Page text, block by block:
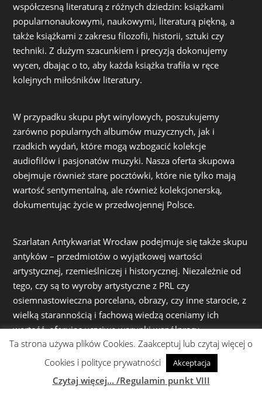
współczesną literaturą z różnych dziedzin: książkami
popularnonaukowymi, naukowymi, literaturą piękną, a
także książkami z zakresu filozofii, historii, sztuki czy
techniki. Z dużym szacunkiem i precyzją dokonujemy
wycen, dbając o to, aby każda książka trafiła w ręce
kolejnych miłośników literatury.
W przypadku skupu płyt winylowych, poszukujemy
zarówno popularnych albumów muzycznych, jak i
rzadkich wydań, które mogą wzbogacić kolekcje
audiofilów i pasjonatów muzyki. Nasza oferta skupowa
obejmuje również stare pocztówki, które nie tylko mają
wartość sentymentalną, ale również kolekcjonerską,
dokumentując życie w przedwojennej Polsce.
Szarlatan Antykwariat Wrocław podejmuje się także skupu
antyków – przedmiotów o wyjątkowej wartości
artystycznej, rzemieślniczej i historycznej. Niezależnie od
tego, czy są to wyroby artystyczne z PRL czy
osiemnastowieczna porcelana, obrazy, czy inne starocie, z
wielką starannością i fachową wiedzą oceniamy ich
wartość, oferując uczciwe warunki współpracy.
Działając z pasją i zaangażowaniem, dokładamy wszelkich
starań, by zarówno proces skupu, jak i sprzedaży
Ta strona używa plików Cookies. Zaakceptuj lub czytaj więcej o
Cookies i polityce prywatności
Akceptacja
Czytaj więcej... /Regulamin punkt VIII